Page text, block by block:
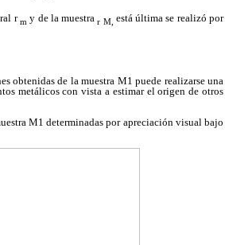
rmy de la muestra r M, está última se realizó por
obtenidas de la muestra M1 puede realizarse una
metálicos con vista a estimar el origen de otros
M1 determinadas por apreciación visual bajo